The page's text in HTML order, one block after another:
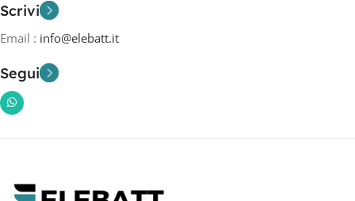
Scrivi
Email : info@elebatt.it
Segui